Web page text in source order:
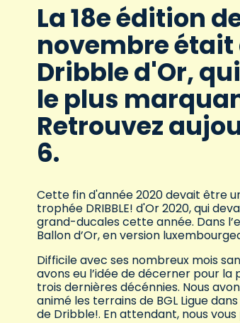
La 18e édition
novembre
Dribble d'Or,
le plus
Retrouvez
6.
Cette fin d'année 2020 devait être
trophée DRIBBLE! d'Or 2020, qui
grand-ducales cette année. Dans
Ballon d’Or, en version
Difficile avec ses nombreux mois
avons eu l’idée de décerner pour la
trois dernières décénnies. Nous
animé les terrains de BGL Ligue
de Dribble!. En attendant, nous